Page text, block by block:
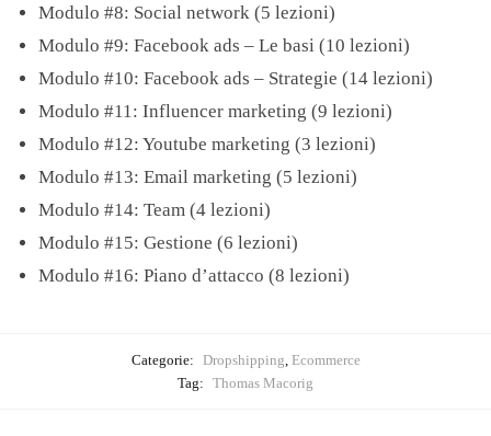
​Modulo #8: Social network (5 lezioni)
​Modulo #9: Facebook ads – Le basi (10 lezioni)
​Modulo #10: Facebook ads – Strategie (14 lezioni)
​Modulo #11: Influencer marketing (9 lezioni)
​Modulo #12: Youtube marketing (3 lezioni)
​Modulo #13: Email marketing (5 lezioni)
​Modulo #14: Team (4 lezioni)
​Modulo #15: Gestione (6 lezioni)
​Modulo #16: Piano d’attacco (8 lezioni)
Categorie: Dropshipping Ecommerce
Tag: Thomas Macorig